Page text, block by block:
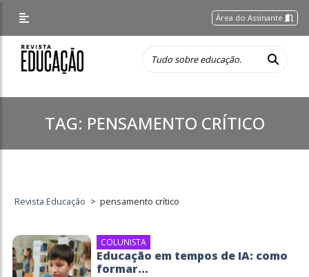
Área do Assinante
TAG: PENSAMENTO CRÍTICO
Revista Educação > pensamento crítico
COLUNISTA
Educação em tempos de IA: como
formar...